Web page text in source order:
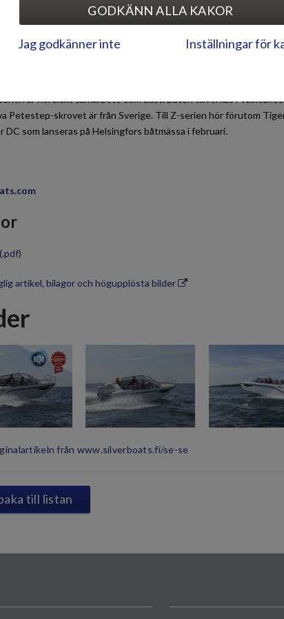
bland annat bekväm sovplats för två vuxna, möjlighet till en
skyddar passagerarna och en rymlig U-soffa i aktern. Genom
med soffan. Soldäcket fungerar även som extra sovplats.
än sedvanliga skrov, vilket betyder att båten är otroligt torr
är nordiskt samarbete som bäst. Båten tillverkas i
Petestep-skrovet är från Sverige. Till Z-serien hör förutom
DC som lanseras på Helsingfors båtmässa i februari.
artikel, bilagor och högupplösta bilder
från www.silverboats.fi/se-se
till listan
GODKÄNN ALLA KAKOR
Jag godkänner inte Inställningar för